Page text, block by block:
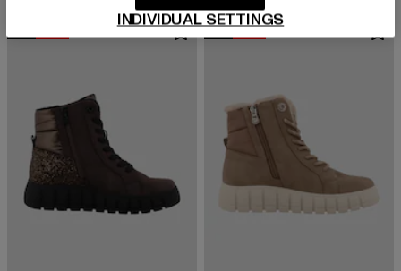
NEU -10%
INDIVIDUAL SETTINGS